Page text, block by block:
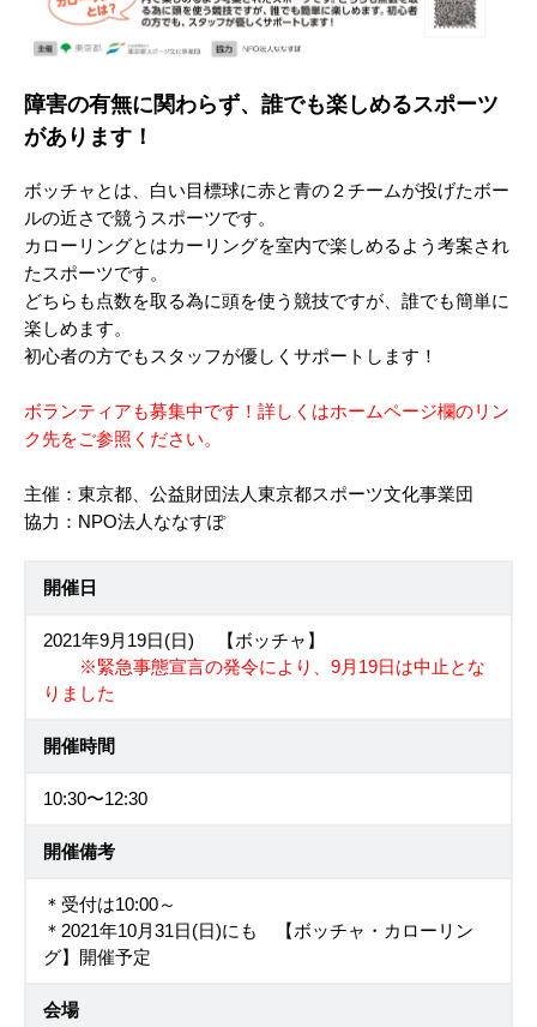
障害の有無に関わらず、誰でも楽しめるスポーツ
があります！
ボッチャとは、白い目標球に赤と青の２チームが投げたボー
ルの近さで競うスポーツです。
カローリングとはカーリングを室内で楽しめるよう考案され
たスポーツです。
どちらも点数を取る為に頭を使う競技ですが、誰でも簡単に
楽しめます。
初心者の方でもスタッフが優しくサポートします！
ボランティアも募集中です！詳しくはホームページ欄のリン
ク先をご参照ください。
主催：東京都、公益財団法人東京都スポーツ文化事業団
協力：NPO法人ななすぽ
開催日
2021年9月19日(日) 【ボッチャ】
※緊急事態宣言の発令により、9月19日は中止とな
りました
開催時間
10:30〜12:30
開催備考
＊受付は10:00～
＊2021年10月31日(日)にも 【ボッチャ・カローリン
グ】開催予定
会場